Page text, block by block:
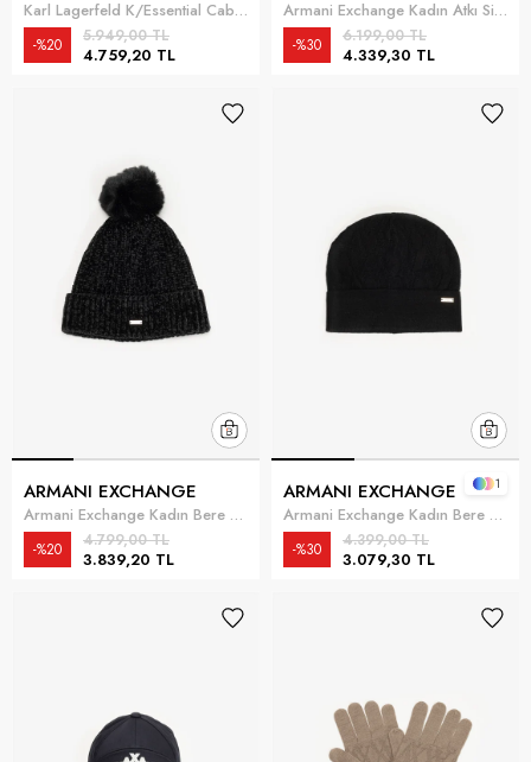
Karl Lagerfeld K/Essential Cable Kadın Bere Taba
4.759,20 TL
5.949,00 TL
%20
Armani Exchange Kadın Atkı Siyah
4.339,30 TL
6.199,00 TL
%30
ARMANI EXCHANGE
Armani Exchange Kadın Bere Siyah
3.839,20 TL
4.799,00 TL
%20
ARMANI EXCHANGE
Armani Exchange Kadın Bere Siyah
3.079,30 TL
4.399,00 TL
%30
1